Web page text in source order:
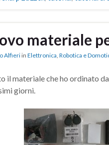
materiale
Alfieri in Elettronica, Robotica e
il materiale che ho ordinato
giorni.